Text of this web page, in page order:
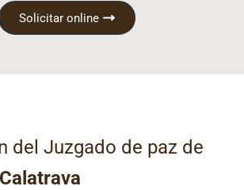
Solicitar online
del Juzgado de paz de